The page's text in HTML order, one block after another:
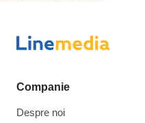
Companie
Despre noi